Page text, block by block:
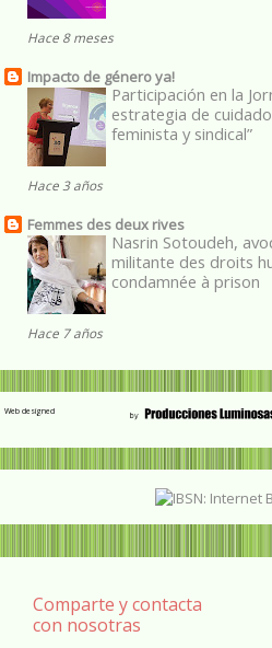
Hace 8 meses
Impacto de género ya!
Participación en la
estrategia de
feminista y sindical”
Hace 3 años
Femmes des deux rives
Nasrin Sotoudeh,
militante des droits
condamnée à prison
Hace 7 años
Web designed
Comparte y contacta
con nosotras